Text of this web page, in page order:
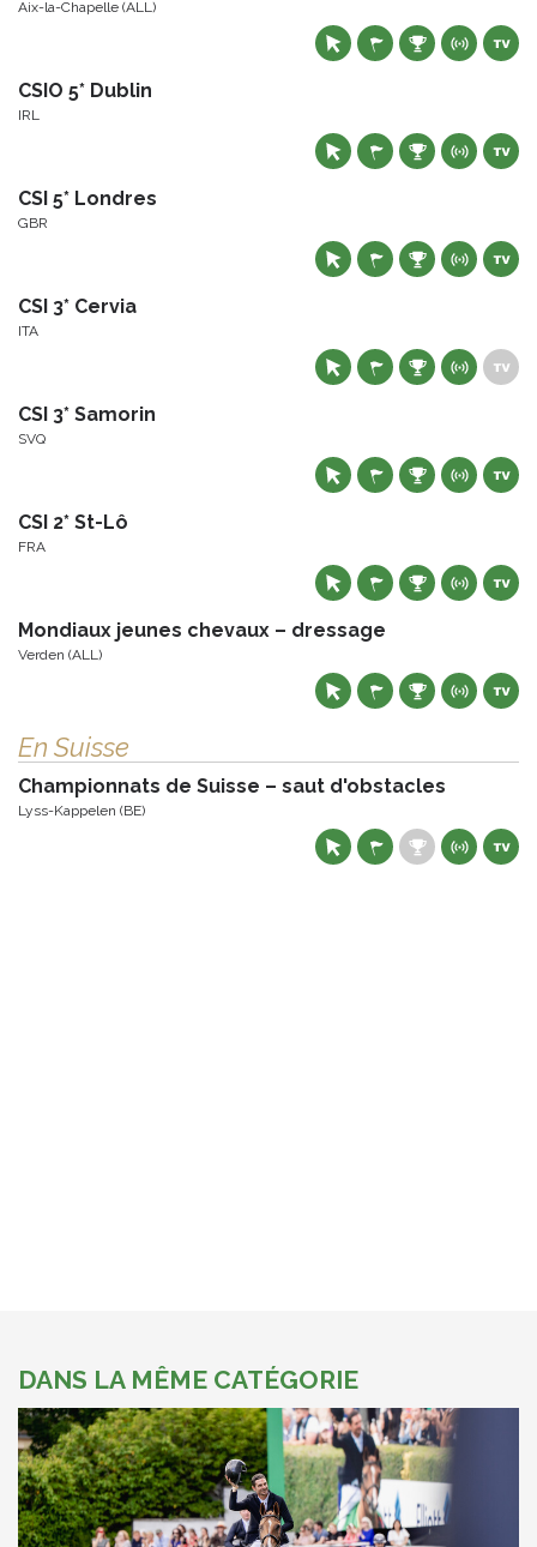
Aix-la-Chapelle (ALL)
CSIO 5* Dublin
IRL
CSI 5* Londres
GBR
CSI 3* Cervia
ITA
CSI 3* Samorin
SVQ
CSI 2* St-Lô
FRA
Mondiaux jeunes chevaux – dressage
Verden (ALL)
En Suisse
Championnats de Suisse – saut d'obstacles
Lyss-Kappelen (BE)
DANS LA MÊME CATÉGORIE